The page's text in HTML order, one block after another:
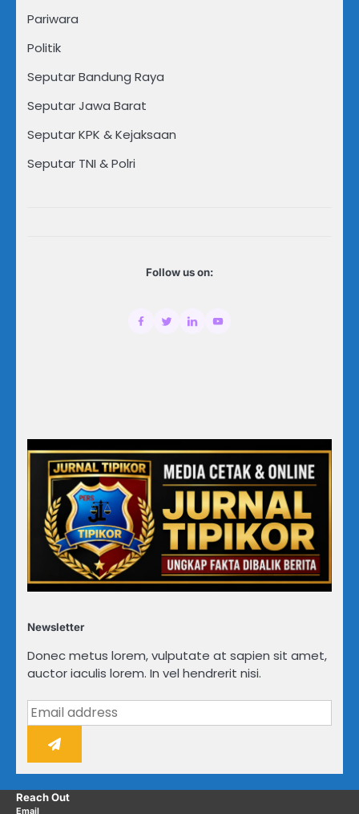
Pariwara
Politik
Seputar Bandung Raya
Seputar Jawa Barat
Seputar KPK & Kejaksaan
Seputar TNI & Polri
Follow us on:
Newsletter
Donec metus lorem, vulputate at sapien sit amet,
auctor iaculis lorem. In vel hendrerit nisi.
Reach Out
Email